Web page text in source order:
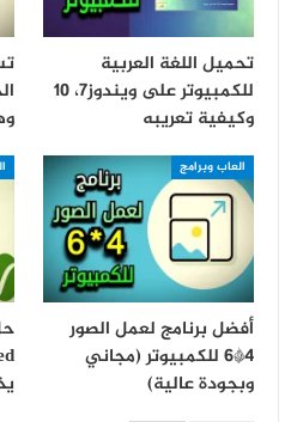
تحميل اللغة العربية
للكمبيوتر على ويندوز7، 10
وكيفية تعريبه
العاب وبرامج
أفضل برنامج لعمل الصور
4*6 للكمبيوتر (مجاني
وبجودة عالية)